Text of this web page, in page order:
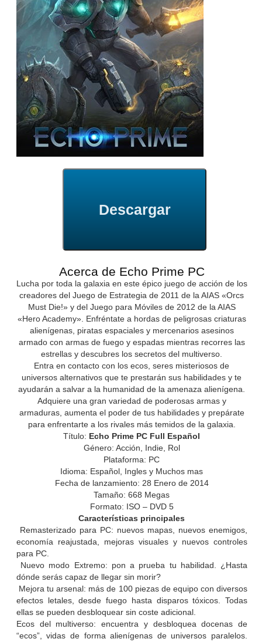
Descargar
Acerca de Echo Prime PC
Lucha por toda la galaxia en este épico juego de acción de los
creadores del Juego de Estrategia de 2011 de la AIAS «Orcs
Must Die!» y del Juego para Móviles de 2012 de la AIAS
«Hero Academy». Enfréntate a hordas de peligrosas criaturas
alienígenas, piratas espaciales y mercenarios asesinos
armado con armas de fuego y espadas mientras recorres las
estrellas y descubres los secretos del multiverso.
Entra en contacto con los ecos, seres misteriosos de
universos alternativos que te prestarán sus habilidades y te
ayudarán a salvar a la humanidad de la amenaza alienígena.
Adquiere una gran variedad de poderosas armas y
armaduras, aumenta el poder de tus habilidades y prepárate
para enfrentarte a los rivales más temidos de la galaxia.
Título: Echo Prime PC Full Español
Género: Acción, Indie, Rol
Plataforma: PC
Idioma: Español, Ingles y Muchos mas
Fecha de lanzamiento: 28 Enero de 2014
Tamaño: 668 Megas
Formato: ISO – DVD 5
Características principales
Remasterizado para PC: nuevos mapas, nuevos enemigos,
economía reajustada, mejoras visuales y nuevos controles
para PC.
Nuevo modo Extremo: pon a prueba tu habilidad. ¿Hasta
dónde serás capaz de llegar sin morir?
Mejora tu arsenal: más de 100 piezas de equipo con diversos
efectos letales, desde fuego hasta disparos tóxicos. Todas
ellas se pueden desbloquear sin coste adicional.
Ecos del multiverso: encuentra y desbloquea docenas de
“ecos”, vidas de forma alienígenas de universos paralelos.